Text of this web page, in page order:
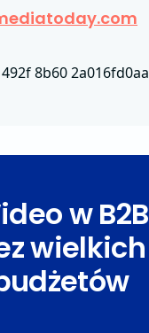
w B2B
wielkich